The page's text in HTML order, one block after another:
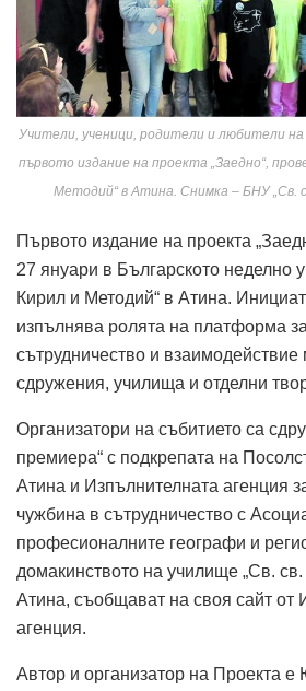
Учители, ученици, родители и любители
първото издание на проекта „Заедно“,
Методий“ в Атина. Снимка – БНУ „Св.
Първото издание на проекта
27 януари в Българското неделно
Кирил и Методий“ в Атина.
изпълнява ролята на платформа
сътрудничество и
сдружения, училища и отделни
Организатори на събитието са
премиера“ с подкрепата на
Атина и Изпълнителната агенция
чужбина в сътрудничество с
професионалните географи и
домакинството на училище „Св.
Атина, съобщават на своя сайт от
агенция.
Автор и организатор на Проекта